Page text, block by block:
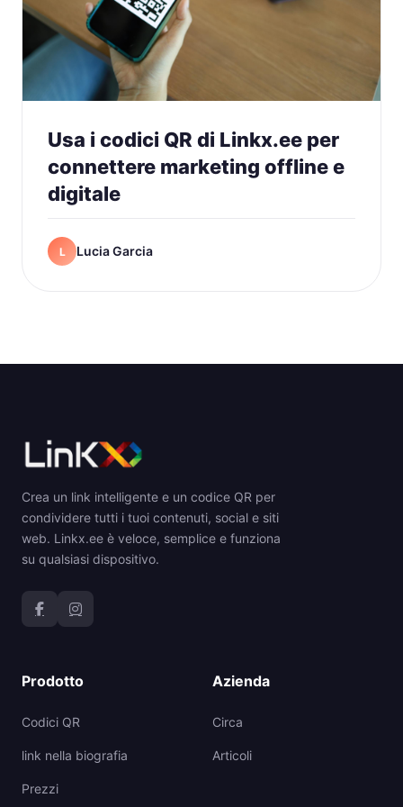
Usa i codici QR di Linkx.ee per
connettere marketing offline e
digitale
L Lucia Garcia
Crea un link intelligente e un codice QR per
condividere tutti i tuoi contenuti, social e siti
web. Linkx.ee è veloce, semplice e funziona
su qualsiasi dispositivo.
Prodotto
Codici QR
link nella biografia
Prezzi
Azienda
Circa
Articoli